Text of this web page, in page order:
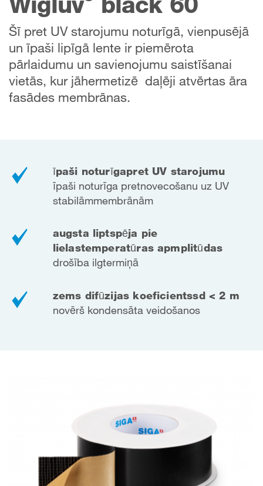
Šī pret UV starojumu noturīgā, vienpusējā
un īpaši lipīgā lente ir piemērota
pārlaidumu un savienojumu saistīšanai
vietās, kur jāhermetizē daļēji atvērtas āra
fasādes membrānas.
īpaši noturīgapret UV starojumu
īpaši noturīga pretnovecošanu uz UV
stabilāmmembrānām
augsta liptspēja pie
lielastemperatūras apmplitūdas
drošība ilgtermiņā
zems difūzijas koeficientssd < 2 m
novērš kondensāta veidošanos